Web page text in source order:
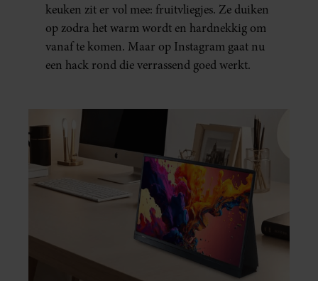
keuken zit er vol mee: fruitvliegjes. Ze duiken
op zodra het warm wordt en hardnekkig om
vanaf te komen. Maar op Instagram gaat nu
een hack rond die verrassend goed werkt.